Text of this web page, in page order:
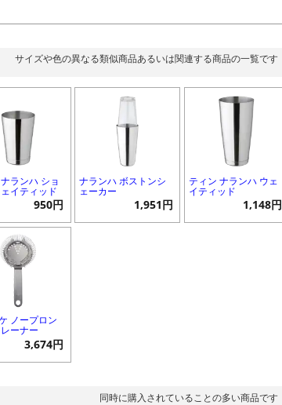
サイズや色の異なる類似商品あるいは関連する商品の一覧です
ランハ ショ
イティッド
950円
ナランハ ボストンシ
ェーカー
1,951円
ティン ナランハ ウェ
イティッド
1,148円
ノープロン
ーナー
3,674円
同時に購入されていることの多い商品です